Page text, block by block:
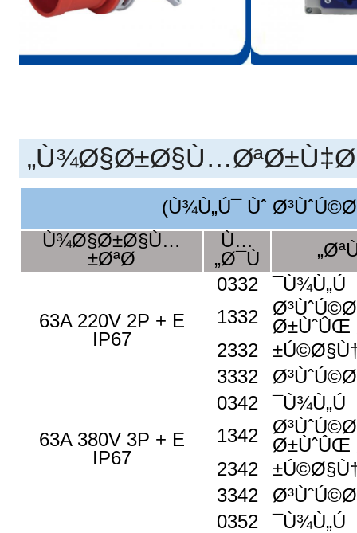
Ù¾Ù„Ú¯ Ùˆ
)
Ù…
Ø¯Ù„
Ù¾Ø§Ø±Ø§Ù…
ØªØ±
Ù¾Ù„Ú¯
0332
63A 220V 2P + E
IP67
Ø±ÙˆÛŒ
1332
2332
3332
Ù¾Ù„Ú¯
0342
63A 380V 3P + E
IP67
Ø±ÙˆÛŒ
1342
2342
3342
Ù¾Ù„Ú¯
0352